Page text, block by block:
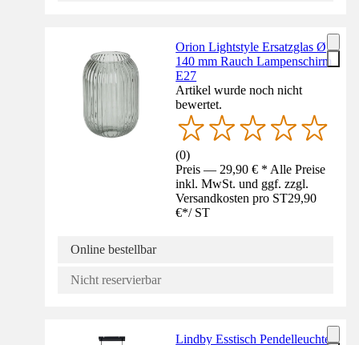
Orion Lightstyle Ersatzglas Ø
140 mm Rauch Lampenschirm
E27
Artikel wurde noch nicht
bewertet.
(0)
Preis — 29,90 € * Alle Preise
inkl. MwSt. und ggf. zzgl.
Versandkosten pro ST29,90
€*/ ST
Online bestellbar
Nicht reservierbar
Lindby Esstisch Pendelleuchte